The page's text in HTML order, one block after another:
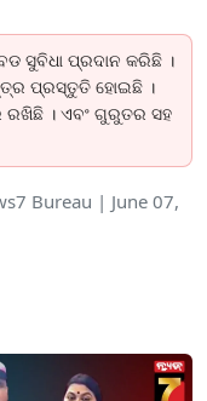
ସୁବିଧା ପ୍ରଦାନ କରିଛି ।
ପ୍ରସ୍ତୁତି ହୋଇଛି ।
ରଖିଛି । ଏବଂ ଗୁରୁତର ସହ
Bureau | June 07,